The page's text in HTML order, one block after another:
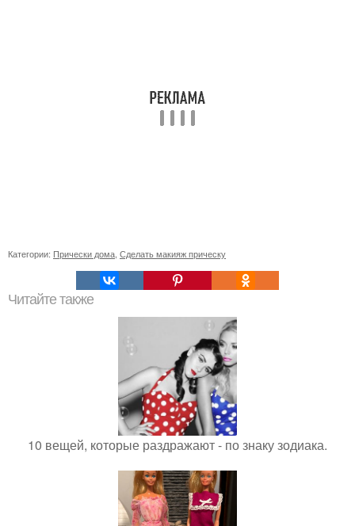
Категории: Прически дома Сделать макияж прическу
Читайте также
10 вещей, которые раздражают - по знаку зодиака.